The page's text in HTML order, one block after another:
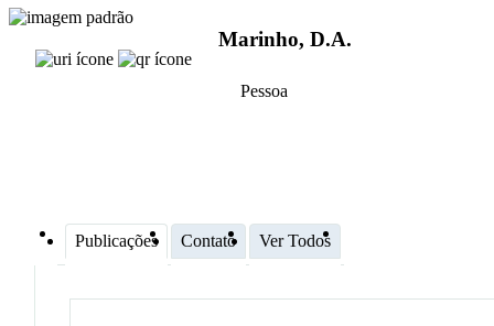
Marinho, D.A.
Pessoa
Publicações Contato Ver Todos